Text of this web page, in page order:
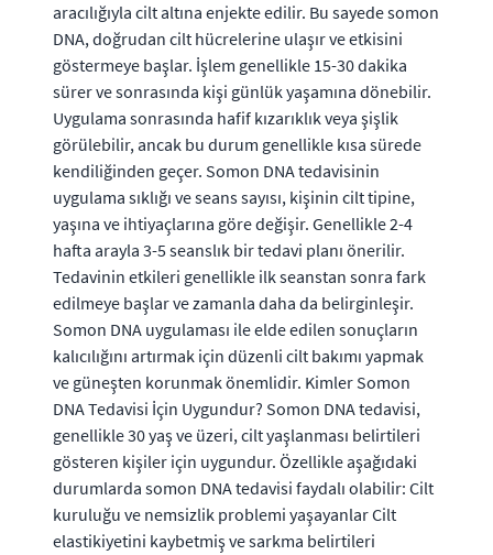
aracılığıyla cilt altına enjekte edilir. Bu sayede somon
DNA, doğrudan cilt hücrelerine ulaşır ve etkisini
göstermeye başlar. İşlem genellikle 15-30 dakika
sürer ve sonrasında kişi günlük yaşamına dönebilir.
Uygulama sonrasında hafif kızarıklık veya şişlik
görülebilir, ancak bu durum genellikle kısa sürede
kendiliğinden geçer. Somon DNA tedavisinin
uygulama sıklığı ve seans sayısı, kişinin cilt tipine,
yaşına ve ihtiyaçlarına göre değişir. Genellikle 2-4
hafta arayla 3-5 seanslık bir tedavi planı önerilir.
Tedavinin etkileri genellikle ilk seanstan sonra fark
edilmeye başlar ve zamanla daha da belirginleşir.
Somon DNA uygulaması ile elde edilen sonuçların
kalıcılığını artırmak için düzenli cilt bakımı yapmak
ve güneşten korunmak önemlidir. Kimler Somon
DNA Tedavisi İçin Uygundur? Somon DNA tedavisi,
genellikle 30 yaş ve üzeri, cilt yaşlanması belirtileri
gösteren kişiler için uygundur. Özellikle aşağıdaki
durumlarda somon DNA tedavisi faydalı olabilir: Cilt
kuruluğu ve nemsizlik problemi yaşayanlar Cilt
elastikiyetini kaybetmiş ve sarkma belirtileri